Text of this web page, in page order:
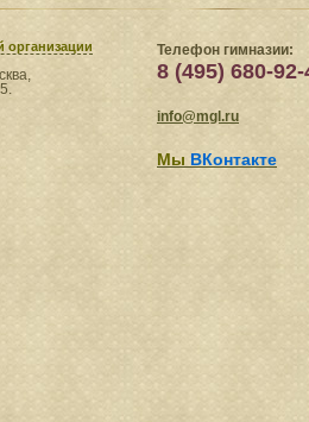
организации Телефон гимназии:
8 (495) 680-92-
info@mgl.ru
Мы ВКонтакте